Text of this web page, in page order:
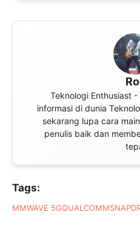
Teknologi Enthusiast
informasi di dunia
sekarang lupa cara
penulis baik dan
Tags:
MMWAVE 5GQUALCOMM